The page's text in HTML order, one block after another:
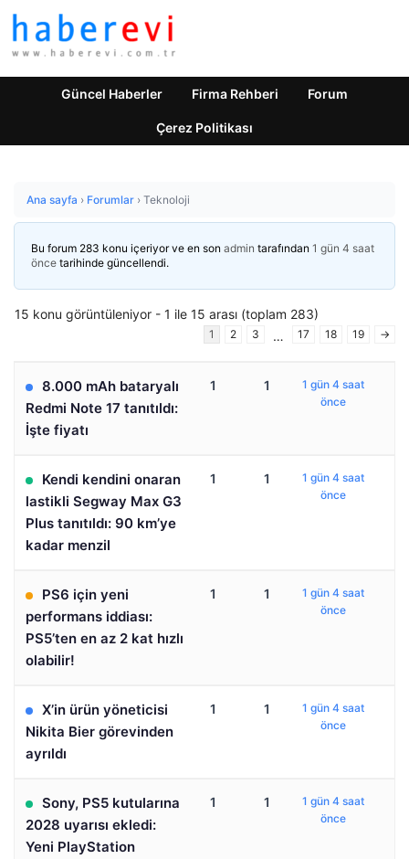
Güncel Haberler Firma Rehberi Forum
Çerez Politikası
Ana sayfa › Forumlar › Teknoloji
Bu forum 283 konu içeriyor ve en son admin tarafından 1 gün 4 saat
önce tarihinde güncellendi.
15 konu görüntüleniyor - 1 ile 15 arası (toplam 283)
1 2 3 … 17 18 19 →
8.000 mAh bataryalı
Redmi Note 17 tanıtıldı:
İşte fiyatı
1 1
1 gün 4 saat
önce
Kendi kendini onaran
lastikli Segway Max G3
Plus tanıtıldı: 90 km’ye
kadar menzil
1 1
1 gün 4 saat
önce
PS6 için yeni
performans iddiası:
PS5’ten en az 2 kat hızlı
olabilir!
1 1
1 gün 4 saat
önce
X’in ürün yöneticisi
Nikita Bier görevinden
ayrıldı
1 1
1 gün 4 saat
önce
Sony, PS5 kutularına
2028 uyarısı ekledi:
Yeni PlayStation
1 1
1 gün 4 saat
önce